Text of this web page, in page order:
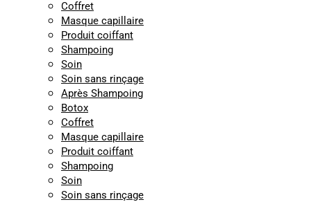
Coffret
Masque capillaire
Produit coiffant
Shampoing
Soin
Soin sans rinçage
Après Shampoing
Botox
Coffret
Masque capillaire
Produit coiffant
Shampoing
Soin
Soin sans rinçage